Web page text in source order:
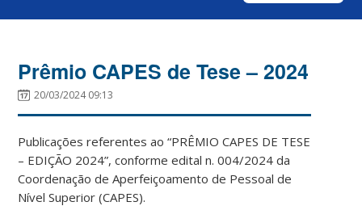
Prêmio CAPES de Tese – 2024
20/03/2024 09:13
Publicações referentes ao “PRÊMIO CAPES DE TESE
– EDIÇÃO 2024”, conforme edital n. 004/2024 da
Coordenação de Aperfeiçoamento de Pessoal de
Nível Superior (CAPES).